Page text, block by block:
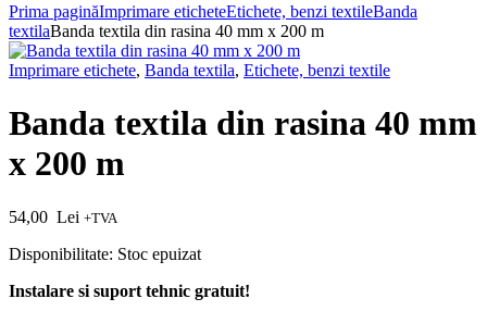
Prima paginăImprimare eticheteEtichete, benzi textileBanda
textilaBanda textila din rasina 40 mm x 200 m
Imprimare etichete, Banda textila, Etichete, benzi textile
Banda textila din rasina 40 mm
x 200 m
54,00 Lei +TVA
Disponibilitate: Stoc epuizat
Instalare si suport tehnic gratuit!